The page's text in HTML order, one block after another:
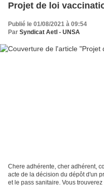
Projet de loi
Publié le 01/08/2021 à 09:54
Par Syndicat AetI - UNSA
Chere adhérente, cher adhérent,
acte de la décision du dépôt d'un
et le pass sanitaire. Vous